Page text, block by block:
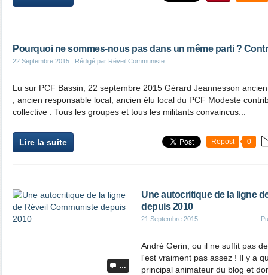
Pourquoi ne sommes-nous pas dans un même parti ?
22 Septembre 2015 , Rédigé par Réveil Communiste
Lu sur PCF Bassin, 22 septembre 2015 Gérard Jeannesson
, ancien responsable local, ancien élu local du PCF Modeste
collective : Tous les groupes et tous les militants convaincus...
Lire la suite Repost 0
…
Une autocritique de la ligne
depuis 2010
21 Septembre 2015
André Gerin, ou il ne suffit pas
l'est vraiment pas assez ! Il y a
principal animateur du blog et